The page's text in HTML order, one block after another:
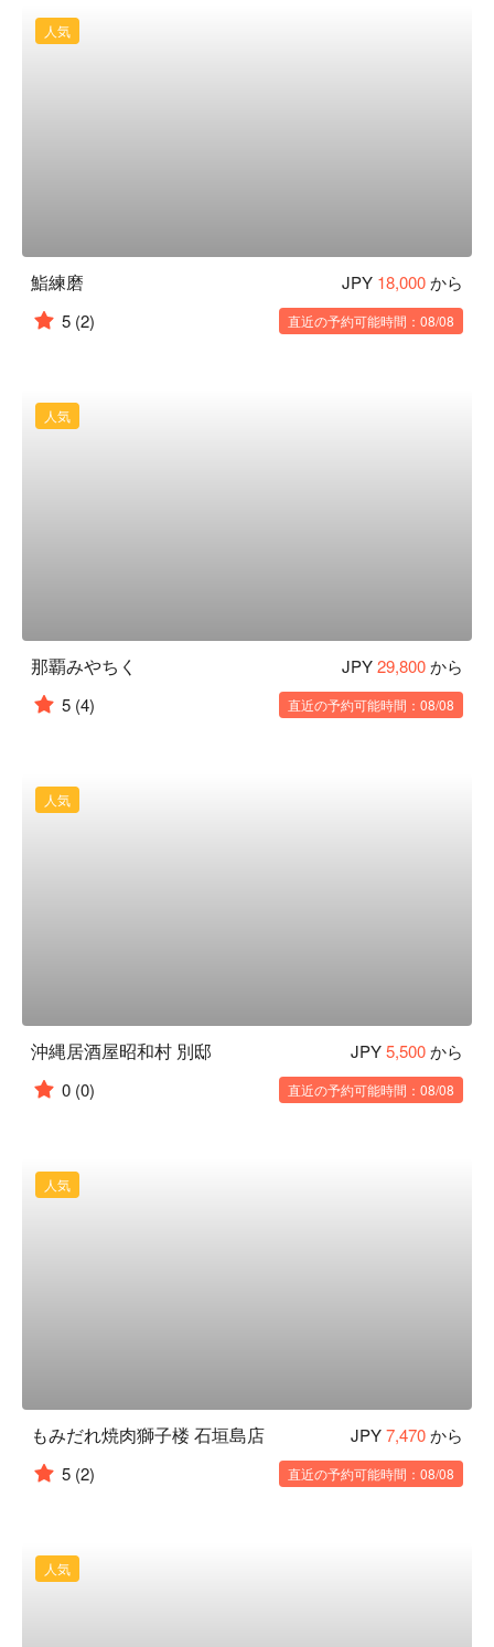
人気
鮨練磨 JPY 18,000から
5 (2) 直近の予約可能時間：08/08
人気
那覇みやちく JPY29,800から
5 (4) 直近の予約可能時間：08/08
人気
沖縄居酒屋昭和村 別邸 JPY5,500から
0 (0) 直近の予約可能時間：08/08
人気
もみだれ焼肉獅子楼 石垣島店 JPY7,470から
5 (2) 直近の予約可能時間：08/08
人気